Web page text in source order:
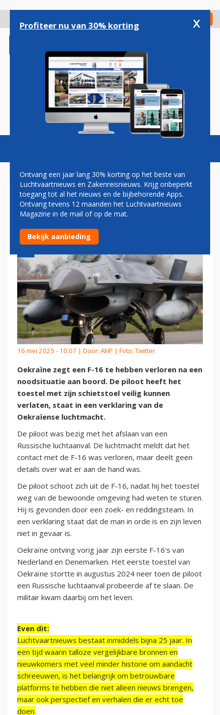
gaan
Check in
Magazine Podcasts Vacatures
OEKRAÏNE VERLIEST F-16 NA
NOODSITUATIE AAN BOORD
16 mei 2025 - 10:07 | Door: ANP | Foto: Twitter
Oekraïne zegt een F-16 te hebben verloren na een
noodsituatie aan boord. De piloot heeft het
toestel met zijn schietstoel veilig kunnen
verlaten, staat in een verklaring van de
Oekraïense luchtmacht.
De piloot was bezig met het afslaan van een
Russische luchtaanval. De luchtmacht meldt dat het
contact met de F-16 was verloren, maar deelt geen
details over wat er aan de hand was.
De piloot schoot zich uit de F-16, nadat hij het toestel
weg van de bewoonde omgeving had weten te sturen.
Hij is gevonden door een zoek- en reddingsteam. In
een verklaring staat dat de man in orde is en zijn leven
niet in gevaar is.
Oekraïne ontving vorig jaar zijn eerste F-16's van
Nederland en Denemarken. Het eerste toestel van
Oekraïne stortte in augustus 2024 neer toen de piloot
een Russische luchtaanval probeerde af te slaan. De
militair kwam daarbij om het leven.
Even dit:
Luchtvaartnieuws bestaat inmiddels bijna 25 jaar. In
een tijd waarin talloze vergelijkbare bronnen en
nieuwkomers met veel minder historie om aandacht
schreeuwen, is het belangrijk om betrouwbare
platforms te hebben die niet alleen nieuws brengen,
maar ook perspectief en verhalen die er echt toe
doen.
Profiteer nu van 30% korting x
Ontvang een jaar lang 30% korting op het beste van
Luchtvaartnieuws en Zakenreisnieuws. Krijg onbeperkt
toegang tot al het nieuws en de bijbehorende Apps.
Ontvang tevens 12 maanden het Luchtvaartnieuws
Magazine in de mail of op de mat.
Bekijk aanbieding